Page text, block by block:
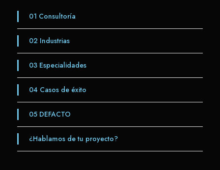
01 Consultoría
02 Industrias
03 Especialidades
04 Casos de éxito
05 DEFACTO
¿Hablamos de tu proyecto?